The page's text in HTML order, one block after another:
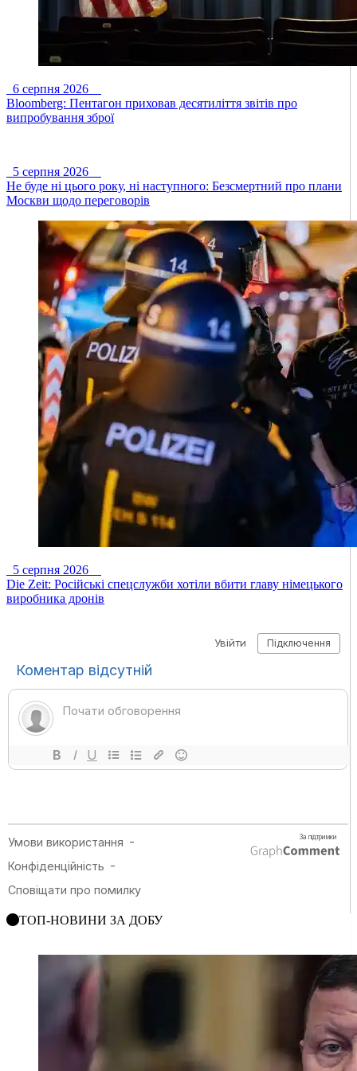
6 серпня 2026
Bloomberg: Пентагон приховав десятиліття звітів про
випробування зброї
5 серпня 2026
Не буде ні цього року, ні наступного: Безсмертний про плани
Москви щодо переговорів
5 серпня 2026
Die Zeit: Російські спецслужби хотіли вбити главу німецького
виробника дронів
ТОП-НОВИНИ ЗА ДОБУ